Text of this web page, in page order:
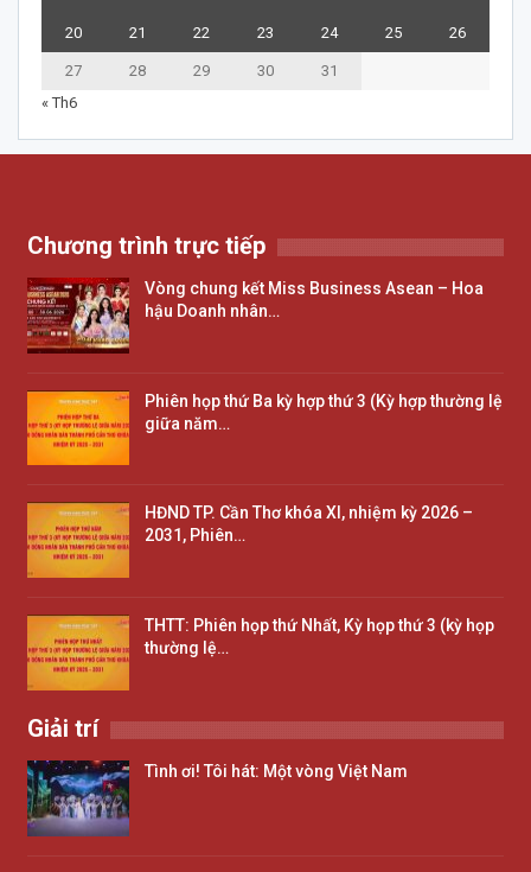
20 21 22 23 24 25 26
27 28 29 30
31
« Th6
Chương trình trực tiếp
Vòng chung kết Miss Business Asean – Hoa
hậu Doanh nhân…
Phiên họp thứ Ba kỳ hợp thứ 3 (Kỳ hợp thường lệ
giữa năm…
HĐND TP. Cần Thơ khóa XI, nhiệm kỳ 2026 –
2031, Phiên…
THTT: Phiên họp thứ Nhất, Kỳ họp thứ 3 (kỳ họp
thường lệ…
Giải trí
Tình ơi! Tôi hát: Một vòng Việt Nam